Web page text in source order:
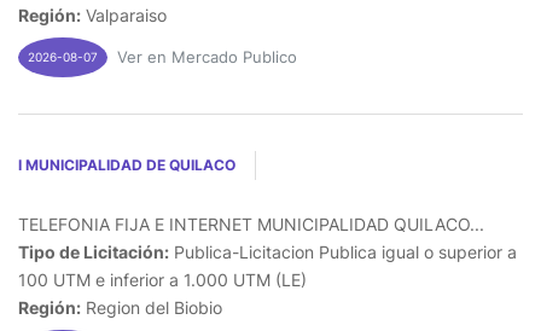
Región: Valparaiso
2026-08-07 Ver en Mercado Publico
I MUNICIPALIDAD DE QUILACO
TELEFONIA FIJA E INTERNET MUNICIPALIDAD QUILACO...
Tipo de Licitación: Publica-Licitacion Publica igual o superior a
100 UTM e inferior a 1.000 UTM (LE)
Región: Region del Biobio